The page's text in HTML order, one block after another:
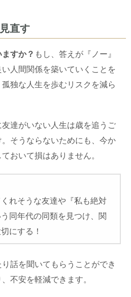
直す
すか？ もし、答えが『ノー』
人間関係を築いていくことを
独な人生を歩むリスクを減ら
達がいない人生は歳を追うご
そうならないためにも、今か
おいて損はありません。
れそうな友達や『私も絶対
同年代の同類を見つけ、関
にする！
話を聞いてもらうことができ
不安を軽減できます。